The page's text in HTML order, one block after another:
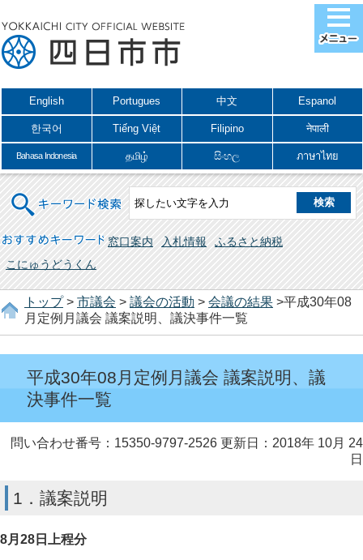
English Portugues 中文 Espanol
한국어 Tiếng Việt Filipino नेपाली
Bahasa Indonesia தமிழ் සිංහල ภาษาไทย
キーワード検索
おすすめキーワード 窓口案内 入札情報
ふるさと納税
こにゅうどうくん
トップ> 市議会 > 議会の活動 > 会議の結果 >平成30年08
月定例月議会 議案説明、議決事件一覧
平成30年08月定例月議会 議案説明、議
決事件一覧
問い合わせ番号：15350-9797-2526 更新日：2018年 10月 24
日
1．議案説明
8月28日上程分